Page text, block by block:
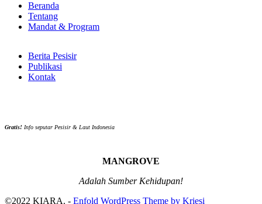
Beranda
Tentang
Mandat & Program
Berita Pesisir
Publikasi
Kontak
Gratis! Info seputar Pesisir & Laut Indonesia
MANGROVE
Adalah Sumber Kehidupan!
©2022 KIARA. - Enfold WordPress Theme by Kriesi